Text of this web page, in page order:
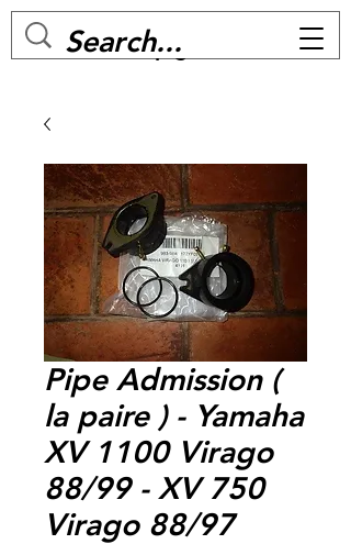
MC BIKE Perpignan
Pipe Admission (
la paire ) - Yamaha
XV 1100 Virago
88/99 - XV 750
Virago 88/97